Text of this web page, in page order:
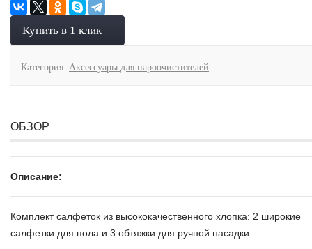
Купить в 1 клик
Категория: Аксессуары для пароочистителей
ОБЗОР
Описание:
Комплект салфеток из высококачественного хлопка: 2 широкие
салфетки для пола и 3 обтяжки для ручной насадки.